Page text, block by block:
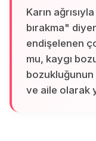
Karın
bırakma"
endişelenen
mu, kaygı
bozukluğunun
ve aile olarak